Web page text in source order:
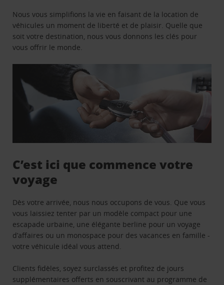
Nous vous simplifions la vie en faisant de la location de
véhicules un moment de liberté et de plaisir. Quelle que
soit votre destination, nous vous donnons les clés pour
vous offrir le monde.
C’est ici que commence votre
voyage
Dès votre arrivée, nous nous occupons de vous. Que vous
vous laissiez tenter par un modèle compact pour une
escapade urbaine, une élégante berline pour un voyage
d’affaires ou un monospace pour des vacances en famille -
votre véhicule idéal vous attend.
Clients fidèles, soyez surclassés et profitez de jours
supplémentaires offerts en souscrivant au programme de